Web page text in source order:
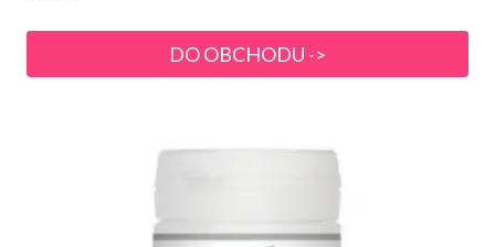
DO OBCHODU ->